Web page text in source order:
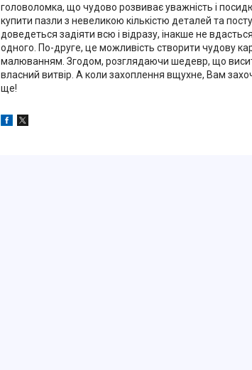
головоломка, що чудово розвиває уважність і
купити пазли з невеликою кількістю деталей та
доведеться задіяти всю і відразу, інакше не
одного. По-друге, це можливість створити чудову
малюванням. Згодом, розглядаючи шедевр, що
власний витвір. А коли захоплення вщухне, Вам
ще!